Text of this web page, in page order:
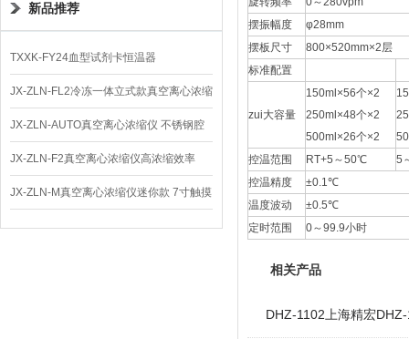
新品推荐
TXXK-FY24血型试剂卡恒温器
JX-ZLN-FL2冷冻一体立式款真空离心浓缩
仪 低温功能
JX-ZLN-AUTO真空离心浓缩仪 不锈钢腔
体
JX-ZLN-F2真空离心浓缩仪高浓缩效率
JX-ZLN-M真空离心浓缩仪迷你款 7寸触摸
屏
摆振幅度
φ28mm
摆板尺寸
800×520mm×2层
标准配置
zui大容量
150ml×56个×2
250ml×48个×2
500ml×26个×2
控温范围
RT+5～50℃
5
控温精度
±0.1℃
温度波动
±0.5℃
定时范围
0～99.9小时
相关产品
DHZ-1102上海精宏